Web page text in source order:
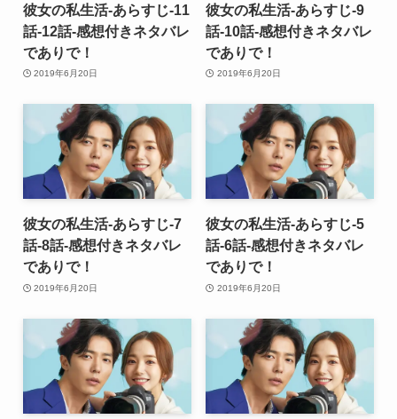
彼女の私生活-あらすじ-11
話-12話-感想付きネタバレ
でありで！
2019年6月20日
彼女の私生活-あらすじ-9
話-10話-感想付きネタバレ
でありで！
2019年6月20日
彼女の私生活-あらすじ-7
話-8話-感想付きネタバレ
でありで！
2019年6月20日
彼女の私生活-あらすじ-5
話-6話-感想付きネタバレ
でありで！
2019年6月20日